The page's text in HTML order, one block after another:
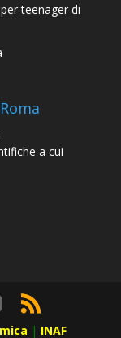
teenager di
a cui
| INAF